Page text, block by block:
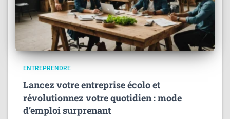
ENTREPRENDRE
Lancez votre entreprise écolo et
révolutionnez votre quotidien : mode
d’emploi surprenant